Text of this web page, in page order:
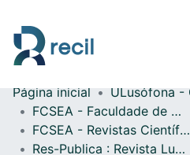
Comunidades & Coleções
Percorrer repositório
Página inicial
FCSEA - Faculdade de Ciências Sociais, Educação e Administração
FCSEA - Revistas Científicas
Res-Publica : Revista Lusófona de Ciência Política e Relações Internacionais